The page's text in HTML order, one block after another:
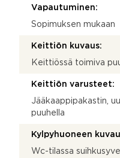
Vapautuminen:
Sopimuksen mukaan
Keittiön kuvaus:
Keittiössä toimiva
Keittiön varusteet:
Jääkaappipakastin,
puuhella
Kylpyhuoneen
Wc-tilassa